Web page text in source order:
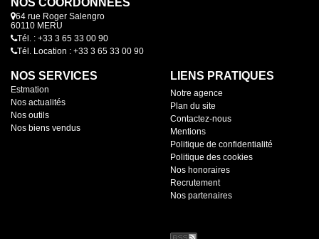
NOS COORDONNÉES
64 rue Roger Salengro
60110 MERU
Tél. : +33 3 65 33 00 90
Tél. Location : +33 3 65 33 00 90
NOS SERVICES
Estmation
Nos actualités
Nos outils
Nos biens vendus
LIENS PRATIQUES
Notre agence
Plan du site
Contactez-nous
Mentions
Politique de confidentialité
Politique des cookies
Nos honoraires
Recrutement
Nos partenaires